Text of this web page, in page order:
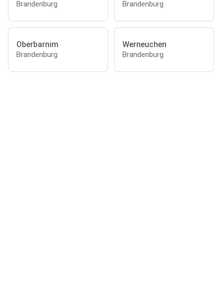
Brandenburg Brandenburg
Oberbarnim
Brandenburg
Werneuchen
Brandenburg